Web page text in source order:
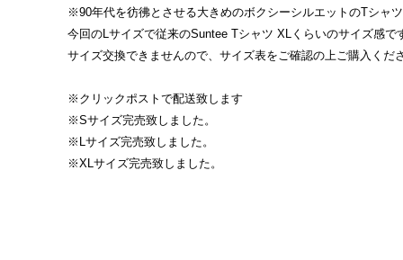
※90年代を彷彿とさせる大きめのボクシーシルエットのTシャ
今回のLサイズで従来のSuntee Tシャツ XLくらいのサイズ感で
サイズ交換できませんので、サイズ表をご確認の上ご購入くだ
※クリックポストで配送致します
※Sサイズ完売致しました。
※Lサイズ完売致しました。
※XLサイズ完売致しました。